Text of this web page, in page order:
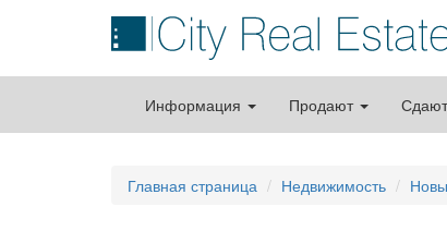
Информация Продают
Главная страница Недвижимость